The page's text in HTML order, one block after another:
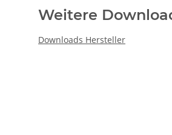
Weitere
Downloads Hersteller